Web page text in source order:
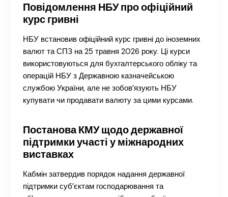
Повідомлення НБУ про офіційний
курс гривні
НБУ встановив офіційний курс гривні до іноземних
валют та СПЗ на 25 травня 2026 року. Ці курси
використовуються для бухгалтерського обліку та
операцій НБУ з Державною казначейською
службою України, але не зобов’язують НБУ
купувати чи продавати валюту за цими курсами.
Постанова КМУ щодо державної
підтримки участі у міжнародних
виставках
Кабмін затвердив порядок надання державної
підтримки суб’єктам господарювання та